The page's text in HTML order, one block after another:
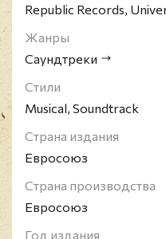
Republic Records,
Жанры
Саундтреки
Стили
Musical, Soundtrack
Страна издания
Евросоюз
Страна производства
Евросоюз
Год издания